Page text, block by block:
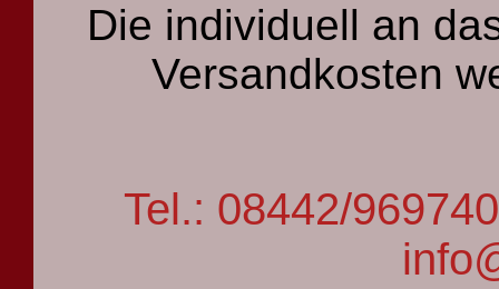
Die individuell an
Versandkosten
Tel.: 08442/